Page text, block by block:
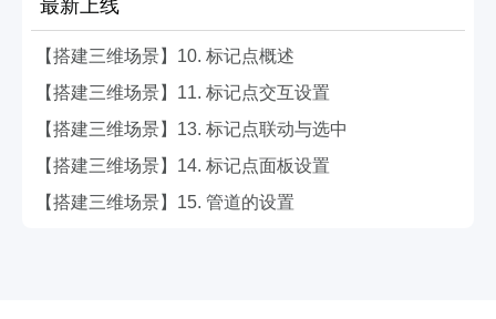
最新上线
【搭建三维场景】10. 标记点概述
【搭建三维场景】11. 标记点交互设置
【搭建三维场景】13. 标记点联动与选中
【搭建三维场景】14. 标记点面板设置
【搭建三维场景】15. 管道的设置